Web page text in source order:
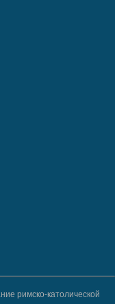
римско-католической